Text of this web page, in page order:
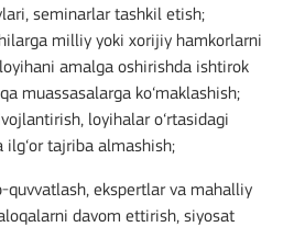
seminarlar tashkil etish;
milliy yoki xorijiy hamkorlarni
amalga oshirishda ishtirok
muassasalarga ko‘maklashish;
loyihalar o‘rtasidagi
tajriba almashish;
quvvatlash, ekspertlar va mahalliy
davom ettirish, siyosat